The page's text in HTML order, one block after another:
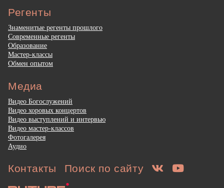
Регенты
Знаменитые регенты прошлого
Современные регенты
Образование
Мастер-классы
Обмен опытом
Медиа
Видео Богослужений
Видео хоровых концертов
Видео выступлений и интервью
Видео мастер-классов
Фотогалерея
Аудио
Контакты Поиск по сайту